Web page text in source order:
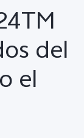
del
el